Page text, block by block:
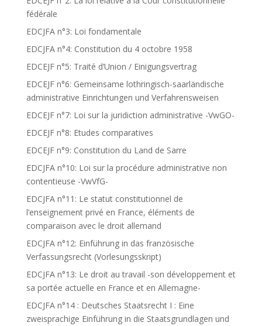
fédérale
EDCJFA n°3: Loi fondamentale
EDCJFA n°4: Constitution du 4 octobre 1958
EDCEJF n°5: Traité d’Union / Einigungsvertrag
EDCEJF n°6: Gemeinsame lothringisch-saarländische
administrative Einrichtungen und Verfahrensweisen
EDCEJF n°7: Loi sur la juridiction administrative -VwGO-
EDCEJF n°8: Etudes comparatives
EDCEJF n°9: Constitution du Land de Sarre
EDCJFA n°10: Loi sur la procédure administrative non
contentieuse -VwVfG-
EDCJFA n°11: Le statut constitutionnel de
l’enseignement privé en France, éléments de
comparaison avec le droit allemand
EDCJFA n°12: Einführung in das französische
Verfassungsrecht (Vorlesungsskript)
EDCJFA n°13: Le droit au travail -son développement et
sa portée actuelle en France et en Allemagne-
EDCJFA n°14 : Deutsches Staatsrecht I : Eine
zweisprachige Einführung in die Staatsgrundlagen und